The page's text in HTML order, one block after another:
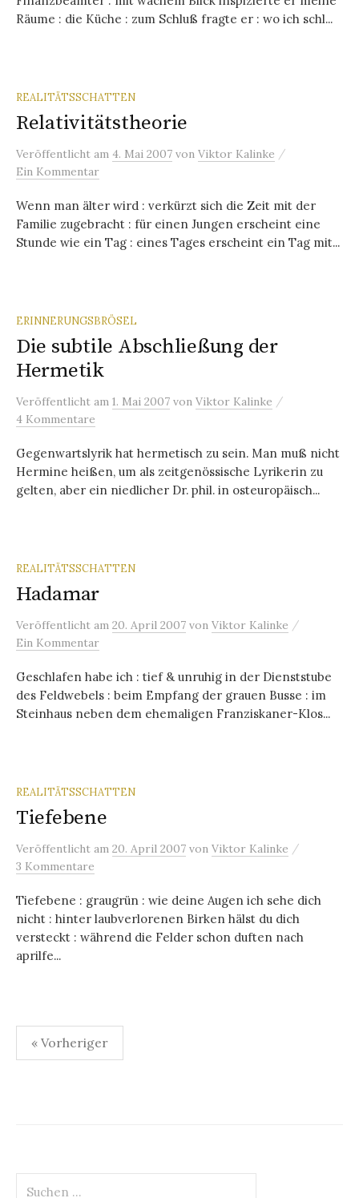
Räume : die Küche : zum Schluß fragte er : wo ich schl...
REALITÄTSSCHATTEN
Relativitätstheorie
Veröffentlicht am 4. Mai 2007 von Viktor Kalinke /
Ein Kommentar
Wenn man älter wird : verkürzt sich die Zeit mit der
Familie zugebracht : für einen Jungen erscheint eine
Stunde wie ein Tag : eines Tages erscheint ein Tag mit...
ERINNERUNGSBRÖSEL
Die subtile Abschließung der
Hermetik
Veröffentlicht am 1. Mai 2007 von Viktor Kalinke /
4 Kommentare
Gegenwartslyrik hat hermetisch zu sein. Man muß nicht
Hermine heißen, um als zeitgenössische Lyrikerin zu
gelten, aber ein niedlicher Dr. phil. in osteuropäisch...
REALITÄTSSCHATTEN
Hadamar
Veröffentlicht am 20. April 2007 von Viktor Kalinke /
Ein Kommentar
Geschlafen habe ich : tief & unruhig in der Dienststube
des Feldwebels : beim Empfang der grauen Busse : im
Steinhaus neben dem ehemaligen Franziskaner-Klos...
REALITÄTSSCHATTEN
Tiefebene
Veröffentlicht am 20. April 2007 von Viktor Kalinke /
3 Kommentare
Tiefebene : graugrün : wie deine Augen ich sehe dich
nicht : hinter laubverlorenen Birken hälst du dich
versteckt : während die Felder schon duften nach
aprilfe...
Seitennummerierung
der
« Vorheriger